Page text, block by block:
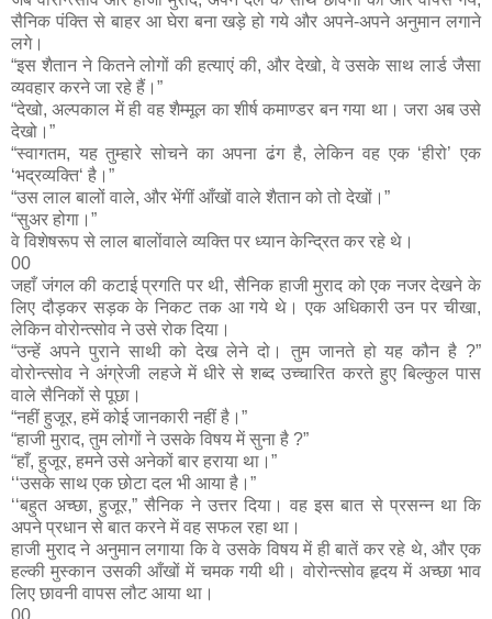
सैनिक पंक्ति से बाहर आ घेरा बना खड़े हो गये और अपने-अपने अनुमान लगाने
लगे।
“इस शैतान ने कितने लोगों की हत्याएं की, और देखो, वे उसके साथ लार्ड जैसा
व्यवहार करने जा रहे हैं।”
“देखो, अल्पकाल में ही वह शैम्मूल का शीर्ष कमाण्डर बन गया था। जरा अब उसे
देखो।”
“स्वागतम, यह तुम्हारे सोचने का अपना ढंग है, लेकिन वह एक ‘हीरो’ एक
‘भद्रव्यक्ति‘ है।”
“उस लाल बालों वाले, और भेंगीं आँखों वाले शैतान को तो देखों।”
“सुअर होगा।”
वे विशेषरूप से लाल बालोंवाले व्यक्ति पर ध्यान केन्द्रित कर रहे थे।
00
जहाँ जंगल की कटाई प्रगति पर थी, सैनिक हाजी मुराद को एक नजर देखने के
लिए दौड़कर सड़क के निकट तक आ गये थे। एक अधिकारी उन पर चीखा,
लेकिन वोरोन्त्सोव ने उसे रोक दिया।
“उन्हें अपने पुराने साथी को देख लेने दो। तुम जानते हो यह कौन है ?”
वोरोन्त्सोव ने अंग्रेजी लहजे में धीरे से शब्द उच्चारित करते हुए बिल्कुल पास
वाले सैनिकों से पूछा।
“नहीं हुजूर, हमें कोई जानकारी नहीं है।”
“हाजी मुराद, तुम लोगों ने उसके विषय में सुना है ?”
“हाँ, हुजूर, हमने उसे अनेकों बार हराया था।”
‘‘उसके साथ एक छोटा दल भी आया है।”
‘‘बहुत अच्छा, हुजूर,” सैनिक ने उत्तर दिया। वह इस बात से प्रसन्न था कि
अपने प्रधान से बात करने में वह सफल रहा था।
हाजी मुराद ने अनुमान लगाया कि वे उसके विषय में ही बातें कर रहे थे, और एक
हल्की मुस्कान उसकी आँखों में चमक गयी थी। वोरोन्त्सोव हृदय में अच्छा भाव
लिए छावनी वापस लौट आया था।
00